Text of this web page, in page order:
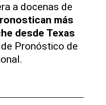
a docenas de
más
desde Texas
Pronóstico de